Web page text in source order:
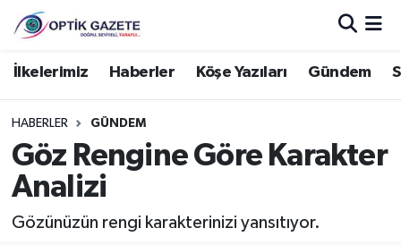
İlkelerimiz Haberler Köşe Yazıları Gündem
HABERLER GÜNDEM
Göz Rengine Göre Karakter
Analizi
Gözünüzün rengi karakterinizi yansıtıyor.
Nöbetçi Eczaneler
Hava Durumu
İstanbul Namaz Vakitleri